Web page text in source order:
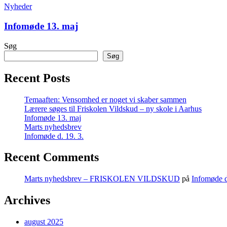
–
ny
skole
i
13.
Nyheder
Infomøde 13. maj
Søg
Søg
Recent Posts
Temaaften: Vensomhed er noget vi skaber sammen
Lærere søges til Friskolen Vildskud – ny skole i Aarhus
Infomøde 13. maj
Marts nyhedsbrev
Infomøde d. 19. 3.
Recent Comments
Marts nyhedsbrev – FRISKOLEN VILDSKUD på Infomøde
Archives
august 2025